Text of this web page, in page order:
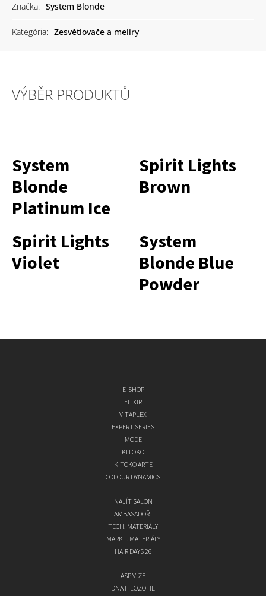
Značka: System Blonde
Kategória: Zesvětlovače a melíry
VÝBĚR PRODUKTŮ
System
Blonde
Platinum Ice
Spirit Lights
Brown
Spirit Lights
Violet
System
Blonde Blue
Powder
E-SHOP
ELIXIR
VITAPLEX
EXPERT SERIES
MODE
KITOKO
KITOKO ARTE
COLOUR DYNAMICS
NAJÍT SALON
AMBASADOŘI
TECH. MATERIÁLY
MARKT. MATERIÁLY
HAIR DAYS 26
ASP VIZE
DNA FILOZOFIE